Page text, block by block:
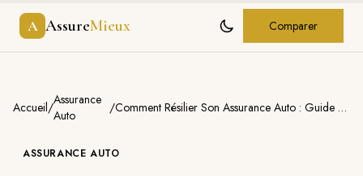
A AssureMieux Comparer
Accueil/Assurance
Auto
/ Comment Résilier Son Assurance Auto : Guide Loi Hamon 2026
ASSURANCE AUTO